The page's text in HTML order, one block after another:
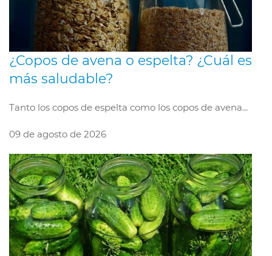
¿Copos de avena o espelta? ¿Cuál es
más saludable?
Tanto los copos de espelta como los copos de avena...
09 de agosto de 2026